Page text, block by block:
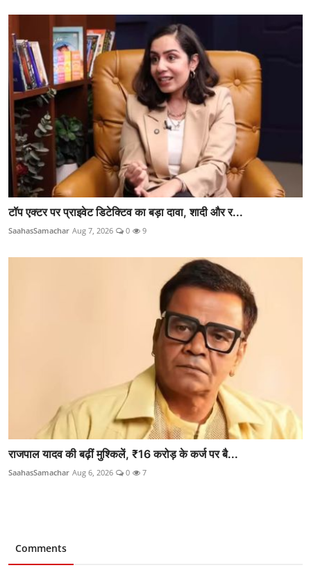
टॉप एक्टर पर प्राइवेट डिटेक्टिव का बड़ा दावा, शादी और र...
SaahasSamachar Aug 7, 2026 0 9
राजपाल यादव की बढ़ीं मुश्किलें, ₹16 करोड़ के कर्ज पर बै...
SaahasSamachar Aug 6, 2026 0 7
Comments